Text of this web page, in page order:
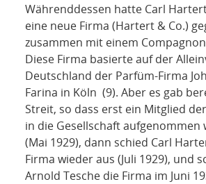
Währenddessen hatte Carl
eine neue Firma (Hartert & Co.)
zusammen mit einem
Diese Firma basierte auf der
Deutschland der Parfüm-Firma
Farina in Köln (9). Aber es gab
Streit, so dass erst ein Mitglied
in die Gesellschaft aufgenommen
(Mai 1929), dann schied Carl
Firma wieder aus (Juli 1929), und
Arnold Tesche die Firma im Juni